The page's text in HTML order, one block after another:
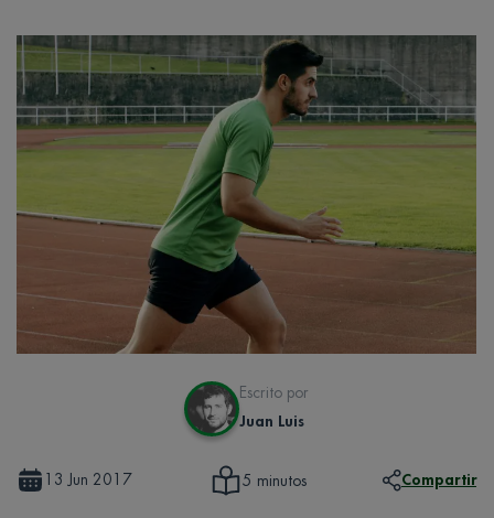
Escrito por
Juan Luis
13 Jun 2017 5 minutos Compartir